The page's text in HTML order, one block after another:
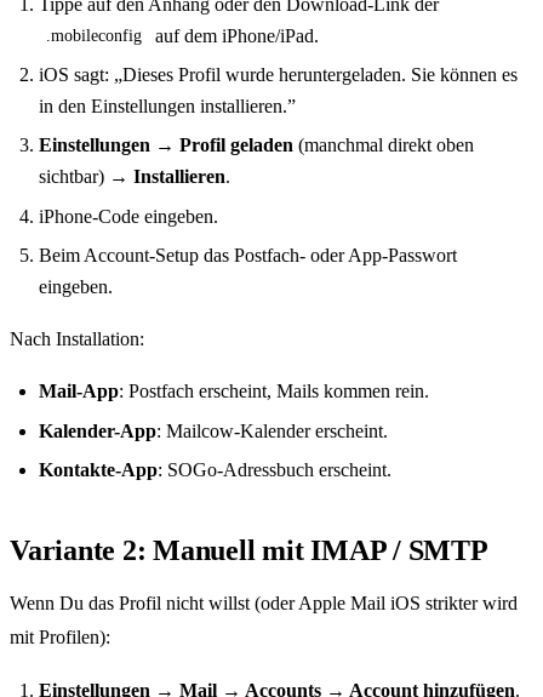
.mobileconfig
auf dem iPhone/iPad.
iOS sagt: „Dieses Profil wurde heruntergeladen. Sie können es
in den Einstellungen installieren.”
Einstellungen → Profil geladen (manchmal direkt oben
sichtbar) → Installieren.
iPhone-Code eingeben.
Beim Account-Setup das Postfach- oder App-Passwort
eingeben.
Nach Installation:
Mail-App: Postfach erscheint, Mails kommen rein.
Kalender-App: Mailcow-Kalender erscheint.
Kontakte-App: SOGo-Adressbuch erscheint.
Variante 2: Manuell mit IMAP / SMTP
Wenn Du das Profil nicht willst (oder Apple Mail iOS strikter wird
mit Profilen):
Einstellungen → Mail → Accounts → Account hinzufügen.